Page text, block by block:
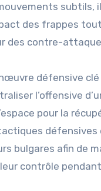
subtils,
des frappes
des contre-
défensive clé
l’offensive
pour la
défensives
bulgares afin de
contrôle